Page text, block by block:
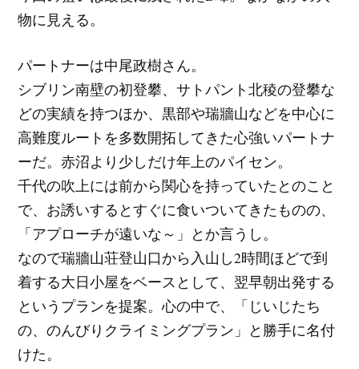
物に見える。
パートナーは中尾政樹さん。
シブリン南壁の初登攀、サトパント北稜の登攀な
どの実績を持つほか、黒部や瑞牆山などを中心に
高難度ルートを多数開拓してきた心強いパートナ
ーだ。赤沼より少しだけ年上のパイセン。
千代の吹上には前から関心を持っていたとのこと
で、お誘いするとすぐに食いついてきたものの、
「アプローチが遠いな～」とか言うし。
なので瑞牆山荘登山口から入山し2時間ほどで到
着する大日小屋をベースとして、翌早朝出発する
というプランを提案。心の中で、「じいじたち
の、のんびりクライミングプラン」と勝手に名付
けた。